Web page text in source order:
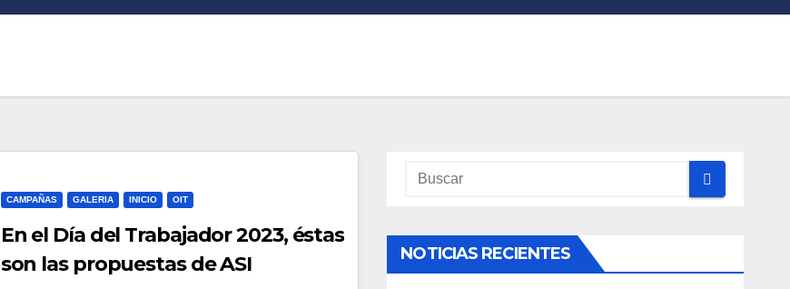
CAMPAÑAS GALERIA INICIO OIT
En el Día del Trabajador 2023, éstas
son las propuestas de ASI
NOTICIAS RECIENTES